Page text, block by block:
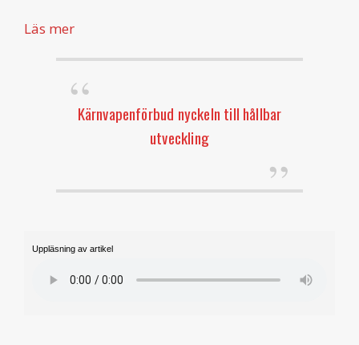
Läs mer
Kärnvapenförbud nyckeln till hållbar
utveckling
Uppläsning av artikel